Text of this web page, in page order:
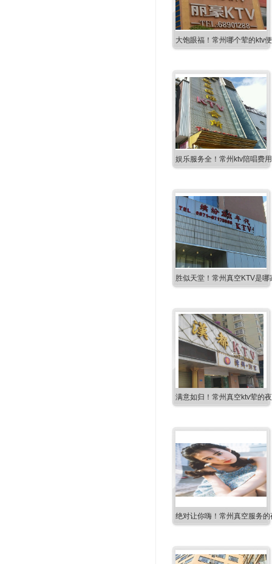
大饱眼福！常州哪个荤的ktv
娱乐服务全！常州ktv陪唱费
胜似天堂！常州真空KTV是
满意如归！常州真空ktv荤的
绝对让你嗨！常州真空服务